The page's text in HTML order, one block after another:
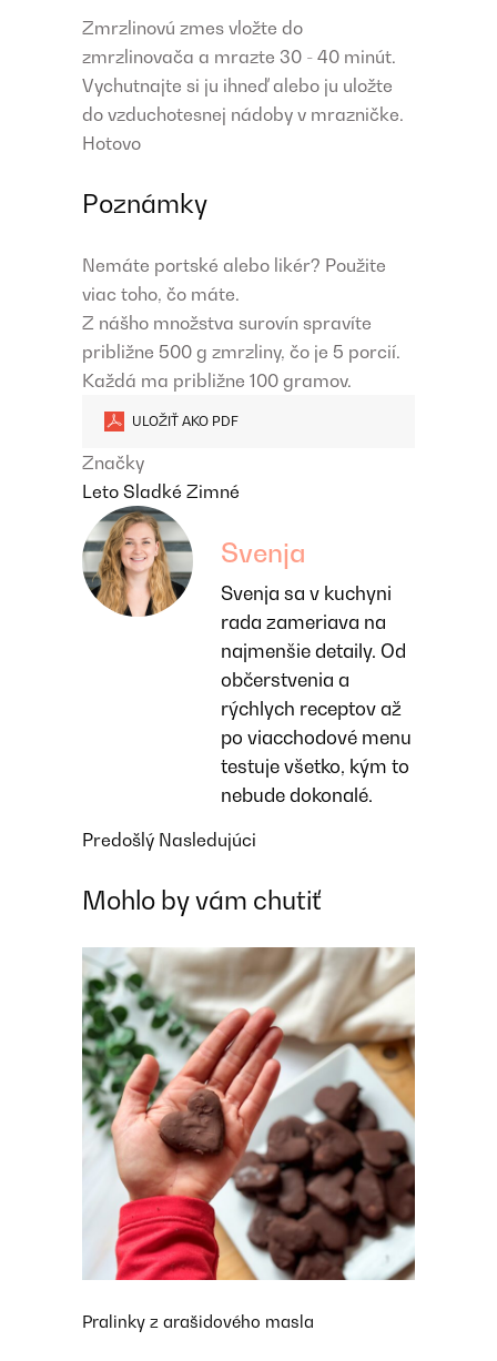
Zmrzlinovú zmes vložte do
zmrzlinovača a mrazte 30 - 40 minút.
Vychutnajte si ju ihneď alebo ju uložte
do vzduchotesnej nádoby v mrazničke.
Hotovo
Poznámky
Nemáte portské alebo likér? Použite
viac toho, čo máte.
Z nášho množstva surovín spravíte
približne 500 g zmrzliny, čo je 5 porcií.
Každá ma približne 100 gramov.
ULOŽIŤ AKO PDF
Značky
Leto Sladké Zimné
Svenja
Svenja sa v kuchyni
rada zameriava na
najmenšie detaily. Od
občerstvenia a
rýchlych receptov až
po viacchodové menu
testuje všetko, kým to
nebude dokonalé.
Predošlý Nasledujúci
Mohlo by vám chutiť
Pralinky z arašidového masla